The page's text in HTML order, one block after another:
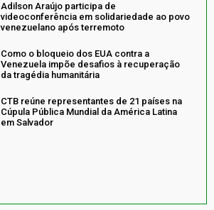
Adilson Araújo participa de
videoconferência em solidariedade ao povo
venezuelano após terremoto
Como o bloqueio dos EUA contra a
Venezuela impõe desafios à recuperação
da tragédia humanitária
CTB reúne representantes de 21 países na
Cúpula Pública Mundial da América Latina
em Salvador